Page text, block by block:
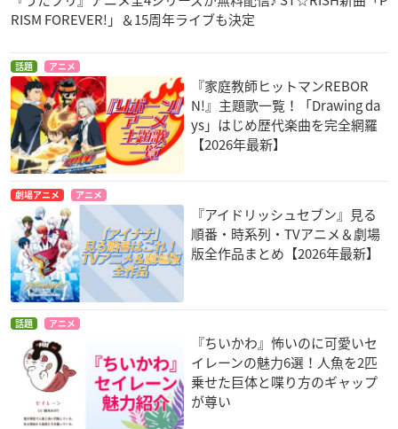
RISM FOREVER!」＆15周年ライブも決定
話題 アニメ
『家庭教師ヒットマンREBOR
N!』主題歌一覧！「Drawing da
ys」はじめ歴代楽曲を完全網羅
【2026年最新】
劇場アニメ アニメ
『アイドリッシュセブン』見る
順番・時系列・TVアニメ＆劇場
版全作品まとめ【2026年最新】
話題 アニメ
『ちいかわ』怖いのに可愛いセ
イレーンの魅力6選！人魚を2匹
乗せた巨体と喋り方のギャップ
が尊い